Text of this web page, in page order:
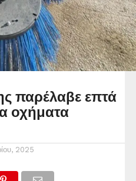
παρέλαβε επτά
οχήματα
2025